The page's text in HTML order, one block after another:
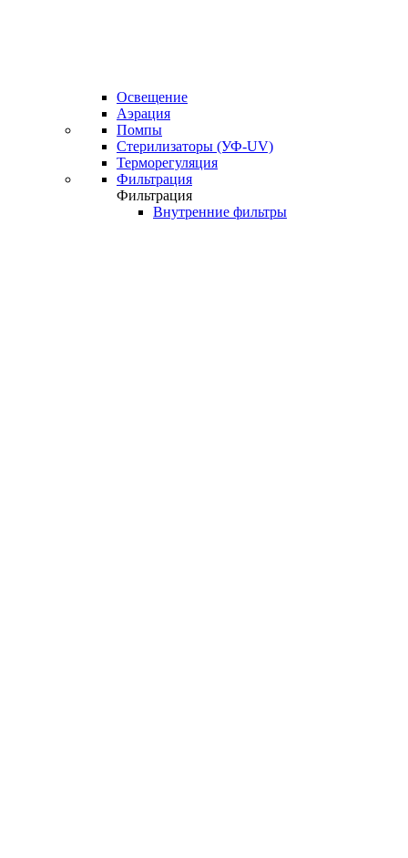
Освещение
Аэрация
Помпы
Стерилизаторы (УФ-UV)
Терморегуляция
Фильтрация
Фильтрация
Внутренние фильтры